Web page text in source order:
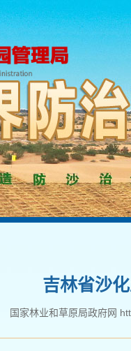
吉林省沙
国家林业和草原局政府网